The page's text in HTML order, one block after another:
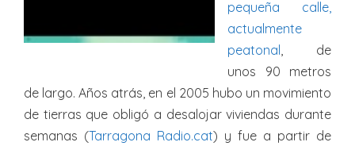
pequeña calle,
actualmente
peatonal, de
unos 90 metros
de largo. Años atrás, en el 2005 hubo un movimiento
de tierras que obligó a desalojar viviendas durante
semanas (Tarragona Radio.cat) y fue a partir de